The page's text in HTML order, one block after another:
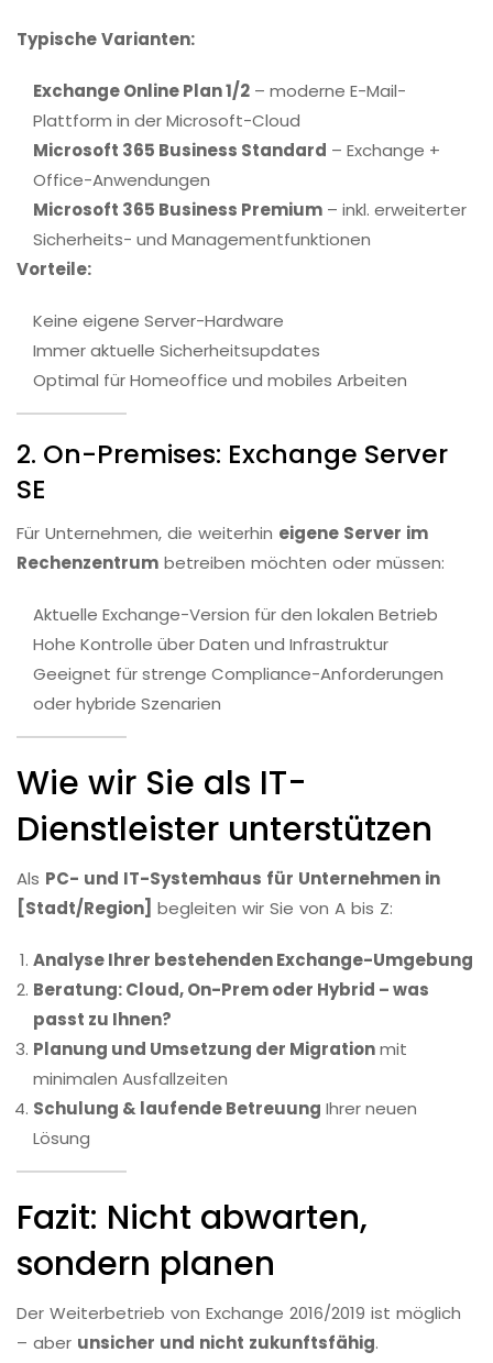
Typische Varianten:
Exchange Online Plan 1/2 – moderne E-Mail-
Plattform in der Microsoft-Cloud
Microsoft 365 Business Standard – Exchange +
Office-Anwendungen
Microsoft 365 Business Premium – inkl. erweiterter
Sicherheits- und Managementfunktionen
Vorteile:
Keine eigene Server-Hardware
Immer aktuelle Sicherheitsupdates
Optimal für Homeoffice und mobiles Arbeiten
2. On-Premises: Exchange Server
SE
Für Unternehmen, die weiterhin eigene Server im
Rechenzentrum betreiben möchten oder müssen:
Aktuelle Exchange-Version für den lokalen Betrieb
Hohe Kontrolle über Daten und Infrastruktur
Geeignet für strenge Compliance-Anforderungen
oder hybride Szenarien
Wie wir Sie als IT-
Dienstleister unterstützen
Als PC- und IT-Systemhaus für Unternehmen in
[Stadt/Region] begleiten wir Sie von A bis Z:
Analyse Ihrer bestehenden Exchange-Umgebung
Beratung: Cloud, On-Prem oder Hybrid – was
passt zu Ihnen?
Planung und Umsetzung der Migrationmit
minimalen Ausfallzeiten
Schulung & laufende Betreuung Ihrer neuen
Lösung
Fazit: Nicht abwarten,
sondern planen
Der Weiterbetrieb von Exchange 2016/2019 ist möglich
– aber unsicher und nicht zukunftsfähig.